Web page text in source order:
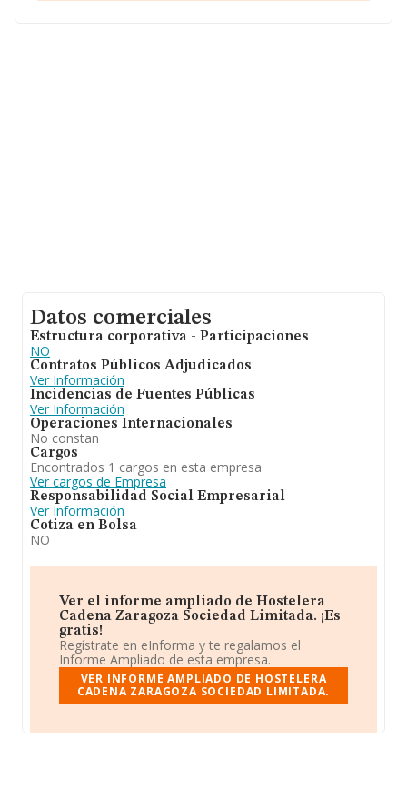
Datos comerciales
Estructura corporativa - Participaciones
NO
Contratos Públicos Adjudicados
Ver Información
Incidencias de Fuentes Públicas
Ver Información
Operaciones Internacionales
No constan
Cargos
Encontrados 1 cargos en esta empresa
Ver cargos de Empresa
Responsabilidad Social Empresarial
Ver Información
Cotiza en Bolsa
NO
Ver el informe ampliado de Hostelera
Cadena Zaragoza Sociedad Limitada. ¡Es
gratis!
Regístrate en eInforma y te regalamos el
Informe Ampliado de esta empresa.
VER INFORME AMPLIADO DE HOSTELERA
CADENA ZARAGOZA SOCIEDAD LIMITADA.